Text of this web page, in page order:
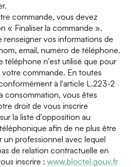
commande, vous devez
« Finaliser la commande ».
renseigner vos informations de
email, numéro de téléphone.
téléphone n'est utilisé que pour
votre commande. En toutes
à l'article L.223-2
consommation, vous êtes
droit de vous inscrire
la liste d'opposition au
afin de ne plus être
un professionnel avec lequel
de relation contractuelle en
inscrire : www.bloctel.gouv.fr